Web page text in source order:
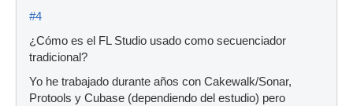
#4
¿Cómo es el FL Studio usado como secuenciador
tradicional?
Yo he trabajado durante años con Cakewalk/Sonar,
Protools y Cubase (dependiendo del estudio) pero